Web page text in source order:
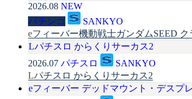
2026.08 NEW
パチンコ
SANKYO
eフィーバー機動戦士ガンダムSEED ク
Lパチスロ からくりサーカス2
2026.07 パチスロ
SANKYO
Lパチスロ からくりサーカス2
eフィーバー デッドマウント・デスプ